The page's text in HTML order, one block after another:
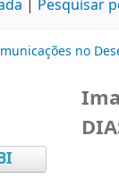
Pesquisar
no